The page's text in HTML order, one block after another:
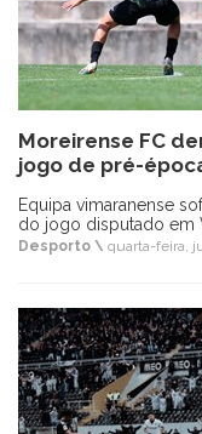
Moreirense FC
jogo de pré-
Equipa vimaranense
do jogo disputado em
Desporto \ quarta-feira,